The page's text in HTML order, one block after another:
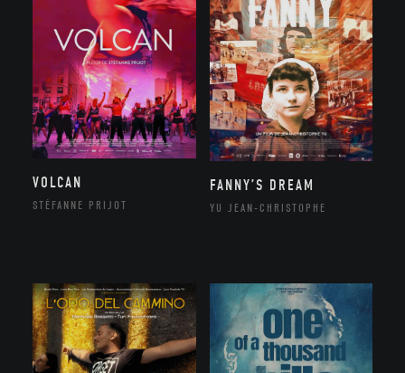
VOLCAN
STÉFANNE PRIJOT
FANNY’S DREAM
YU JEAN-CHRISTOPHE